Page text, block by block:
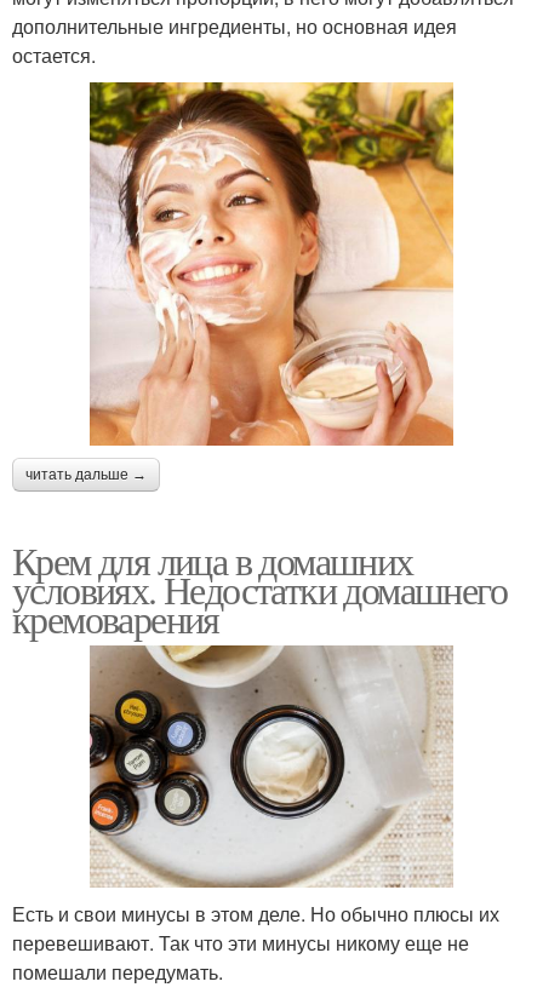
дополнительные ингредиенты, но основная идея
остается.
читать дальше →
Крем для лица в домашних
условиях. Недостатки домашнего
кремоварения
Есть и свои минусы в этом деле. Но обычно плюсы их
перевешивают. Так что эти минусы никому еще не
помешали передумать.